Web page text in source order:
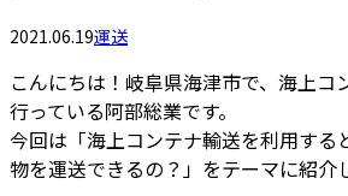
2021.06.19運送
こんにちは！岐阜県海津市で、海上コ
行っている阿部総業です。
今回は「海上コンテナ輸送を利用する
物を運送できるの？」をテーマに紹介